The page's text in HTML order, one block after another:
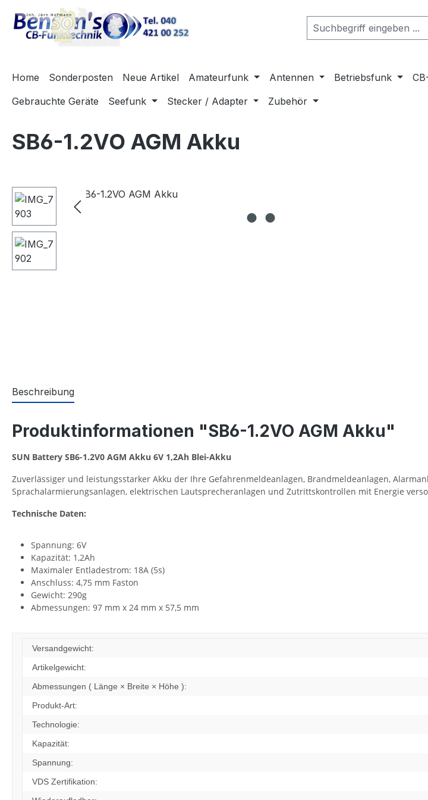
Hauptinhalt springen
Zur Suche springen
Zur Hauptnavigation springen
Home Sonderposten Neue Artikel Amateurfunk Antennen Betriebsfunk
Gebrauchte Geräte
Seefunk Stecker / Adapter Zubehör
SB6-1.2VO AGM Akku
Bildergalerie überspringen
Beschreibung
Produktinformationen "SB6-1.2VO AGM Akku"
SUN Battery SB6-1.2V0 AGM Akku 6V 1,2Ah Blei-Akku
Zuverlässiger und leistungsstarker Akku der Ihre Gefahrenmeldeanlagen, Brandmeldeanlagen,
Sprachalarmierungsanlagen, elektrischen Lautsprecheranlagen und Zutrittskontrollen mit Energie
Technische Daten:
Spannung: 6V
Kapazität: 1,2Ah
Maximaler Entladestrom: 18A (5s)
Anschluss: 4,75 mm Faston
Gewicht: 290g
Abmessungen: 97 mm x 24 mm x 57,5 mm
Versandgewicht:
Artikelgewicht:
Abmessungen ( Länge × Breite × Höhe ):
Produkt-Art:
Technologie:
Kapazität:
Spannung:
VDS Zertifikation: